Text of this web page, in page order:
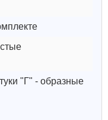
"Г" - образные